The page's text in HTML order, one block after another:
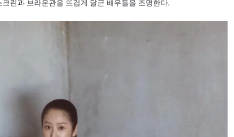
린과 브라운관을 뜨겁게 달군 배우들을 조명한다.